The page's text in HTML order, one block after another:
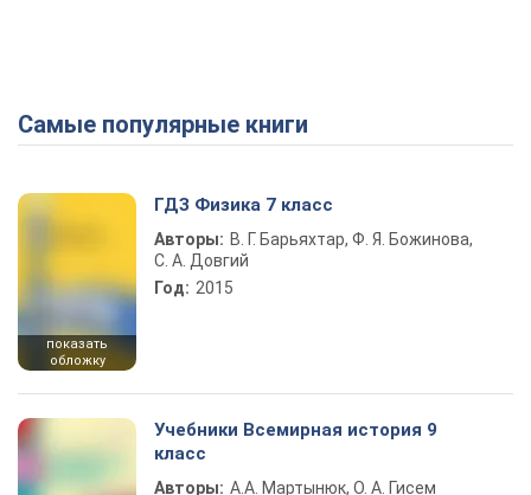
Самые популярные книги
показать
обложку
ГДЗ Физика 7 класс
Авторы: В. Г. Барьяхтар, Ф. Я. Божинова,
С. А. Довгий
Год: 2015
Учебники Всемирная история 9
класс
Авторы: А.А. Мартынюк, О. А. Гисем